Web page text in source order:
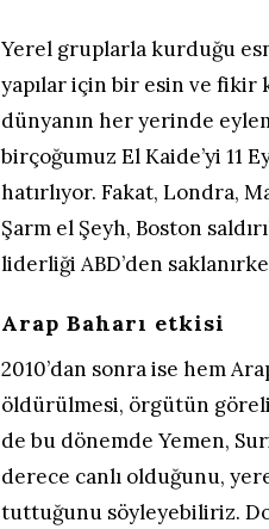
Yerel gruplarla kurduğu
yapılar için bir esin ve fikir
dünyanın her yerinde
birçoğumuz El Kaide’yi 11
hatırlıyor. Fakat, Londra,
Şarm el Şeyh, Boston
liderliği ABD’den
Arap Baharı etkisi
2010’dan sonra ise hem
öldürülmesi, örgütün
de bu dönemde Yemen,
derece canlı olduğunu,
tuttuğunu söyleyebiliriz.